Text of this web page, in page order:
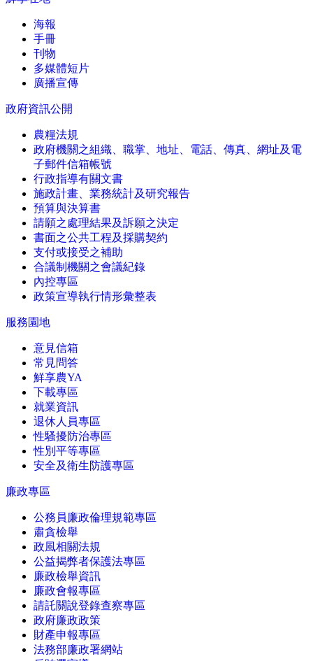
海報
手冊
刊物
多媒體短片
廣播宣傳
政府資訊公開
農糧法規
政府機關之組織、職掌、地址、電話、傳真、網址及電
子郵件信箱帳號
行政指導有關文書
施政計畫、業務統計及研究報告
預算與決算書
請願之處理結果及訴願之決定
書面之公共工程及採購契約
支付或接受之補助
合議制機關之會議紀錄
內控專區
政策宣導執行情形彙整表
服務園地
意見信箱
常見問答
鮮享農YA
下載專區
就業資訊
退休人員專區
性騷擾防治專區
性別平等專區
安全及衛生防護專區
廉政專區
公務員廉政倫理規範專區
肅貪檢舉
政風相關法規
公益揭弊者保護法專區
廉政檢舉資訊
廉政會報專區
請託關說登錄查察專區
政府廉政政策
財產申報專區
法務部廉政署網站